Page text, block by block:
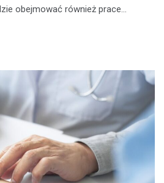
obejmować również prace…